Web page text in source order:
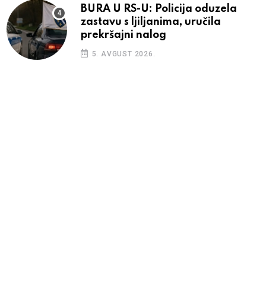
BURA U RS-U: Policija oduzela
zastavu s ljiljanima, uručila
prekršajni nalog
5. AVGUST 2026.